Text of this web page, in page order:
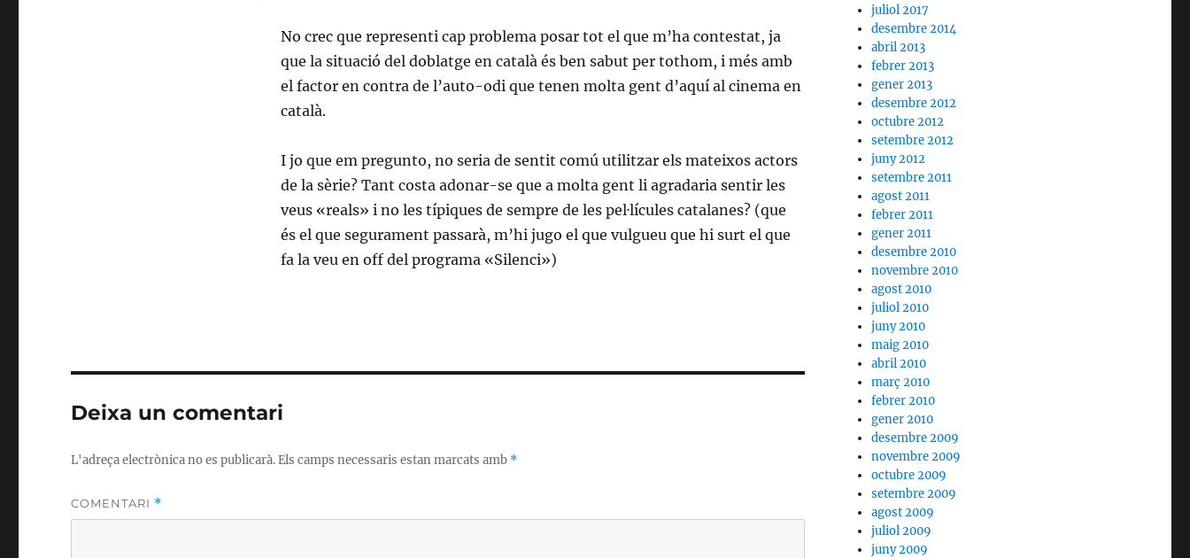
No crec que representi cap problema posar tot el que m’ha contestat, ja
que la situació del doblatge en català és ben sabut per tothom, i més amb
el factor en contra de l’auto-odi que tenen molta gent d’aquí al cinema en
català.
I jo que em pregunto, no seria de sentit comú utilitzar els mateixos actors
de la sèrie? Tant costa adonar-se que a molta gent li agradaria sentir les
veus «reals» i no les típiques de sempre de les pel·lícules catalanes? (que
és el que segurament passarà, m’hi jugo el que vulgueu que hi surt el que
fa la veu en off del programa «Silenci»)
Deixa un comentari
L'adreça electrònica no es publicarà.Els camps necessaris estan marcats amb *
COMENTARI *
juliol 2017
desembre 2014
abril 2013
febrer 2013
gener 2013
desembre 2012
octubre 2012
setembre 2012
juny 2012
setembre 2011
agost 2011
febrer 2011
gener 2011
desembre 2010
novembre 2010
agost 2010
juliol 2010
juny 2010
maig 2010
abril 2010
març 2010
febrer 2010
gener 2010
desembre 2009
novembre 2009
octubre 2009
setembre 2009
agost 2009
juliol 2009
juny 2009